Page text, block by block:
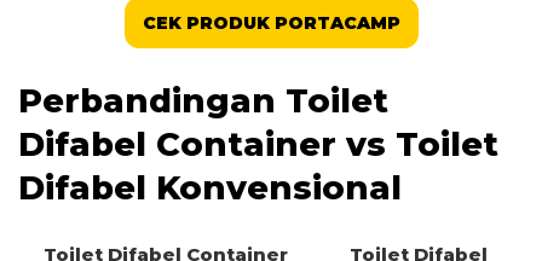
CEK PRODUK PORTACAMP
Perbandingan Toilet
Difabel Container vs Toilet
Difabel Konvensional
Toilet Difabel Container
Toilet Difabel